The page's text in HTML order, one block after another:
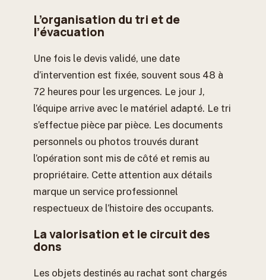
L’organisation du tri et de
l’évacuation
Une fois le devis validé, une date
d’intervention est fixée, souvent sous 48 à
72 heures pour les urgences. Le jour J,
l’équipe arrive avec le matériel adapté. Le tri
s’effectue pièce par pièce. Les documents
personnels ou photos trouvés durant
l’opération sont mis de côté et remis au
propriétaire. Cette attention aux détails
marque un service professionnel
respectueux de l’histoire des occupants.
La valorisation et le circuit des
dons
Les objets destinés au rachat sont chargés